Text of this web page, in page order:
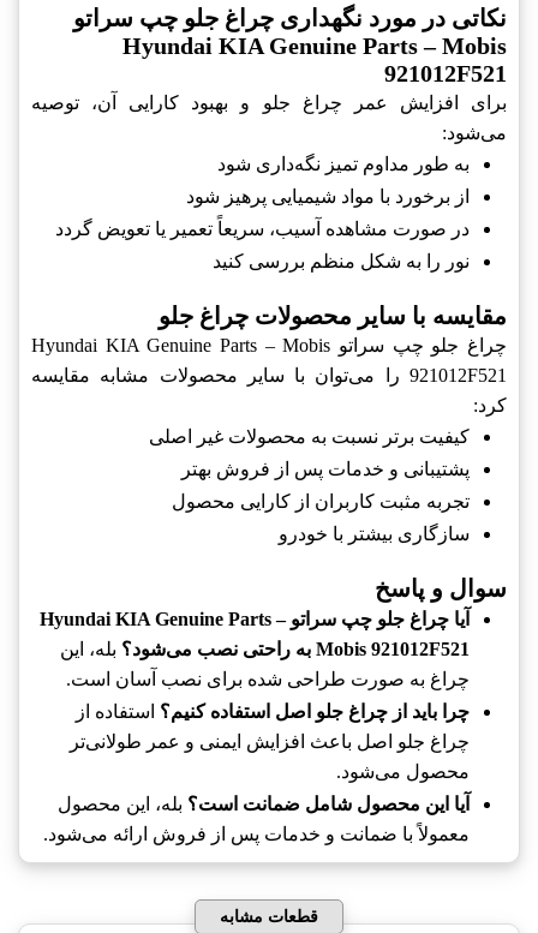
نکاتی در مورد نگهداری چراغ جلو چپ سراتو
Hyundai KIA Genuine Parts – Mobis
921012F521
برای افزایش عمر چراغ جلو و بهبود کارایی آن، توصیه
می‌شود:
به طور مداوم تمیز نگه‌داری شود
از برخورد با مواد شیمیایی پرهیز شود
در صورت مشاهده آسیب، سریعاً تعمیر یا تعویض گردد
نور را به شکل منظم بررسی کنید
مقایسه با سایر محصولات چراغ جلو
چراغ جلو چپ سراتو Hyundai KIA Genuine Parts – Mobis
921012F521 را می‌توان با سایر محصولات مشابه مقایسه
کرد:
کیفیت برتر نسبت به محصولات غیر اصلی
پشتیبانی و خدمات پس از فروش بهتر
تجربه مثبت کاربران از کارایی محصول
سازگاری بیشتر با خودرو
سوال و پاسخ
آیا چراغ جلو چپ سراتو Hyundai KIA Genuine Parts –
Mobis 921012F521 به راحتی نصب می‌شود؟
بله، این
چراغ به صورت طراحی شده برای نصب آسان است.
چرا باید از چراغ جلو اصل استفاده کنیم؟ استفاده از
چراغ جلو اصل باعث افزایش ایمنی و عمر طولانی‌تر
محصول می‌شود.
آیا این محصول شامل ضمانت است؟ بله، این محصول
معمولاً با ضمانت و خدمات پس از فروش ارائه می‌شود.
قطعات مشابه